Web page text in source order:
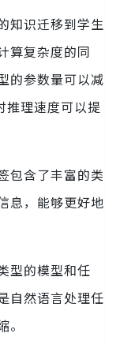
知识迁移到学生
算复杂度的同
的参数量可以减
理速度可以提
包含了丰富的类
息，能够更好地
型的模型和任
自然语言处理任